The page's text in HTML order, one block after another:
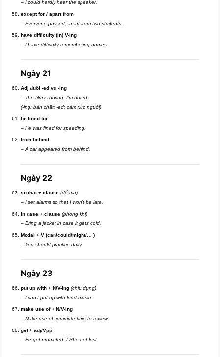
–I could hardly hear the speaker.
except for / apart from
–Everyone passed, apart from two students.
have difficulty (in) V-ing
–I have difficulty remembering names.
Ngày 21
Adj đuôi -ed vs -ing
– The film is boring. I’m bored.
(-ing: bản chất; -ed: cảm xúc người)
be fined for
–He was fined for speeding.
from behind
–A car appeared from behind.
Ngày 22
so that + clause (để mà)
–I set alarms so that I won’t be late.
in case + clause (phòng khi)
–Bring a jacket in case it gets cold.
Modal + V (can/could/might/… )
– You should practice daily.
Ngày 23
put up with + N/V-ing (chịu đựng)
–I can’t put up with loud music.
make use of + N/V-ing
–Make use of commute time to review.
get + adj/Vpp
–He got promoted. /She got lost.